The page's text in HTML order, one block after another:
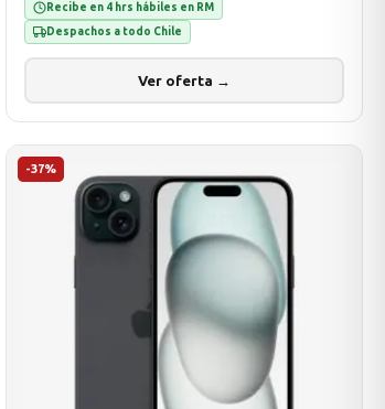
Recibe en 4 hrs hábiles en RM
Despachos a todo Chile
Ver oferta →
-37%